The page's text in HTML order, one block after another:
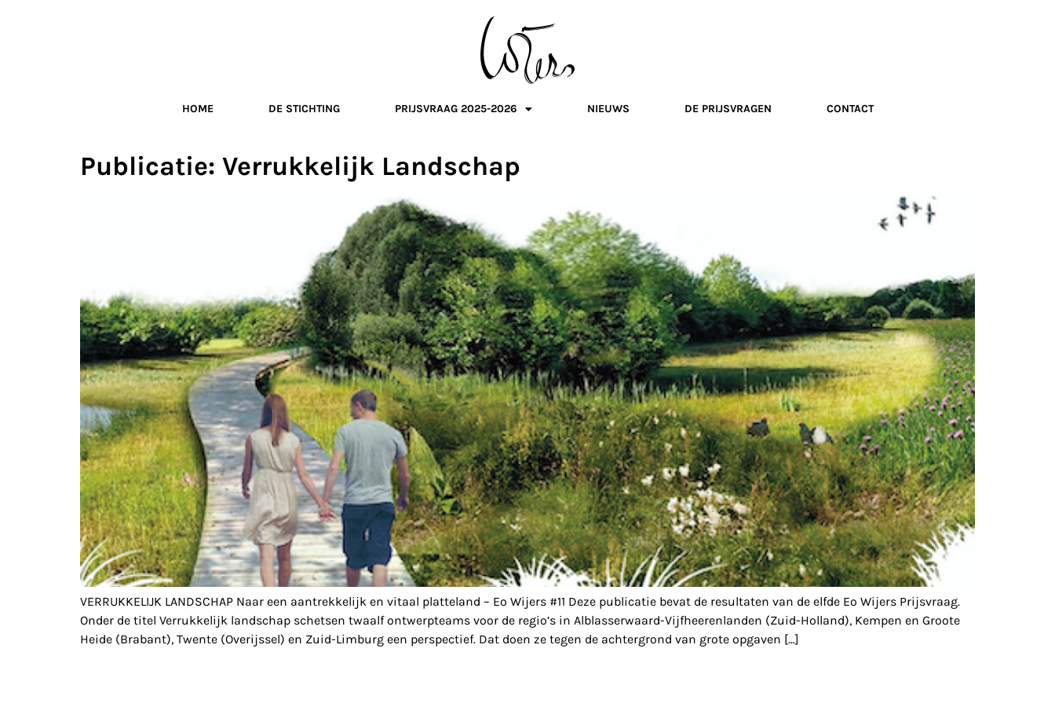
HOME DE STICHTING PRIJSVRAAG 2025-2026 NIEUWS DE PRIJSVRAGEN CONTACT
Publicatie: Verrukkelijk Landschap
VERRUKKELIJK LANDSCHAP Naar een aantrekkelijk en vitaal platteland – Eo Wijers #11 Deze publicatie bevat de resultaten van de elfde Eo Wijers Prijsvraag.
Onder de titel Verrukkelijk landschap schetsen twaalf ontwerpteams voor de regio’s in Alblasserwaard-Vijfheerenlanden (Zuid-Holland), Kempen en Groote
Heide (Brabant), Twente (Overijssel) en Zuid-Limburg een perspectief. Dat doen ze tegen de achtergrond van grote opgaven […]